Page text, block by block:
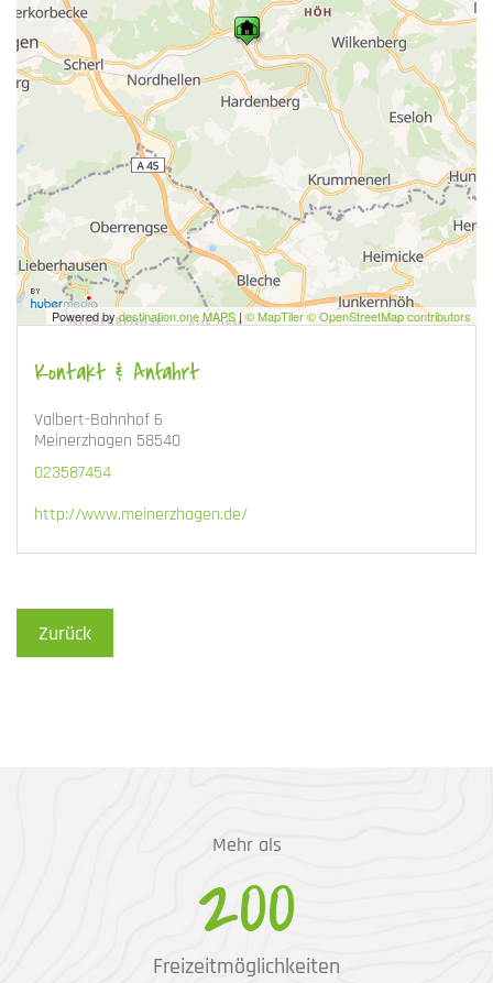
Powered bydestination.one MAPS|© MapTiler © OpenStreetMap contributors
Kontakt & Anfahrt
Valbert-Bahnhof 6
Meinerzhagen 58540
023587454
http://www.meinerzhagen.de/
Zurück
Mehr als
200
Freizeitmöglichkeiten